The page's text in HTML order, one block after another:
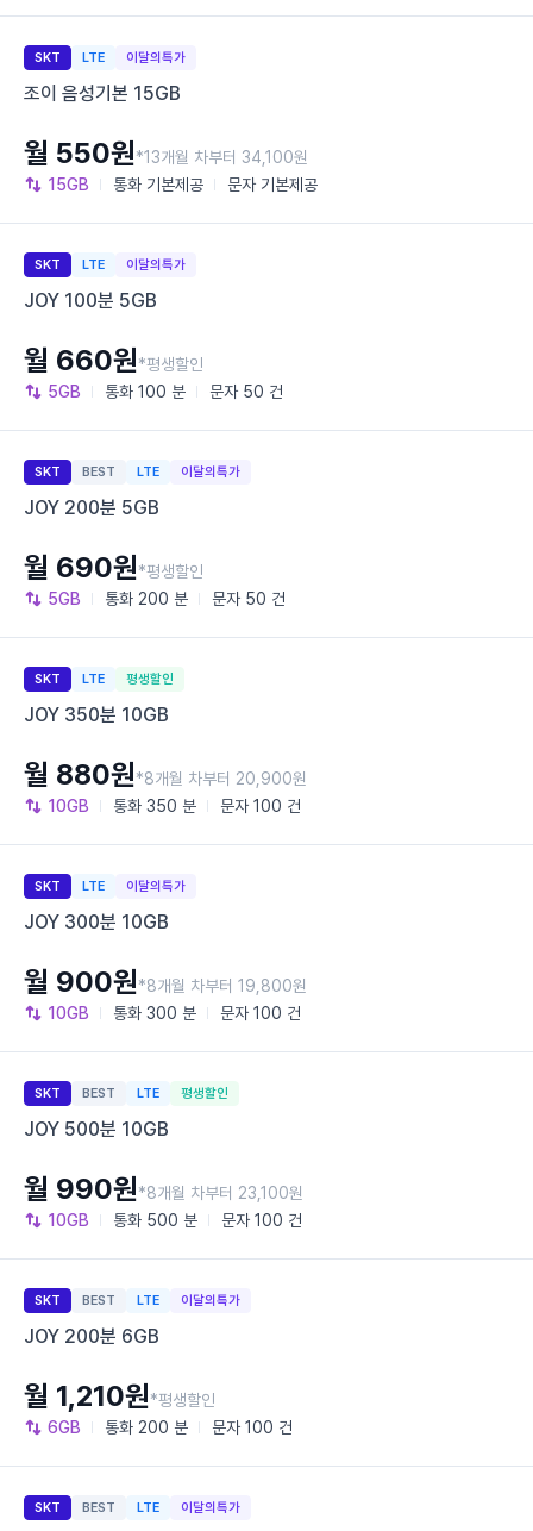
SKT LTE 이달의특가
조이 음성기본 15GB
15GB 통화 기본제공 문자 기본제공
월 550원*13개월 차부터 34,100원
SKT LTE 이달의특가
JOY 100분 5GB
5GB 통화 100 분 문자 50 건
월 660원*평생할인
SKT BEST LTE 이달의특가
JOY 200분 5GB
5GB 통화 200 분 문자 50 건
월 690원*평생할인
SKT LTE 평생할인
JOY 350분 10GB
10GB 통화 350 분 문자 100 건
월 880원*8개월 차부터 20,900원
SKT LTE 이달의특가
JOY 300분 10GB
10GB 통화 300 분 문자 100 건
월 900원*8개월 차부터 19,800원
SKT BEST LTE 평생할인
JOY 500분 10GB
10GB 통화 500 분 문자 100 건
월 990원*8개월 차부터 23,100원
SKT BEST LTE 이달의특가
JOY 200분 6GB
6GB 통화 200 분 문자 100 건
월 1,210원*평생할인
SKT BEST LTE 이달의특가